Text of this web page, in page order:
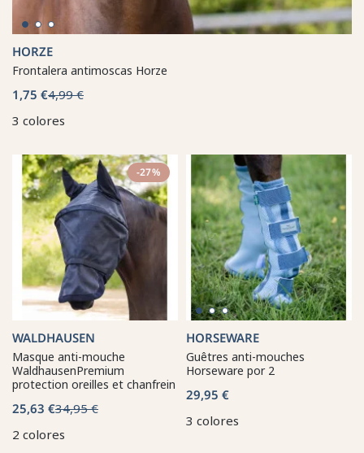
HORZE
Frontalera antimoscas Horze
1,75 €4,99 €
3 colores
-27%
WALDHAUSEN
Masque anti-mouche
WaldhausenPremium
protection oreilles et chanfrein
25,63 €34,95 €
2 colores
HORSEWARE
Guêtres anti-mouches
Horseware por 2
29,95 €
3 colores